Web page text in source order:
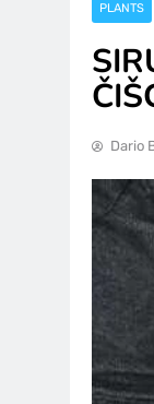
PLANTS
Dario